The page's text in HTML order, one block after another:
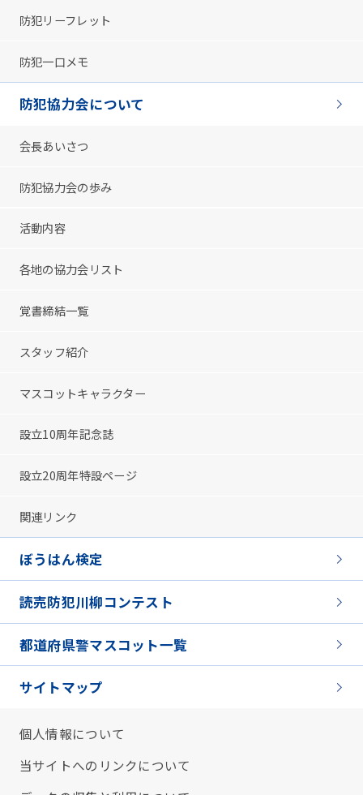
防犯リーフレット
防犯一口メモ
防犯協力会について
会長あいさつ
防犯協力会の歩み
活動内容
各地の協力会リスト
覚書締結一覧
スタッフ紹介
マスコットキャラクター
設立10周年記念誌
設立20周年特設ページ
関連リンク
ぼうはん検定
読売防犯川柳コンテスト
都道府県警マスコット一覧
サイトマップ
個人情報について
当サイトへのリンクについて